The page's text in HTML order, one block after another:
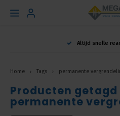
Hoofdmenu
Nederlands
Altijd snelle
Home Tags permanente
Producten getagd
permanente